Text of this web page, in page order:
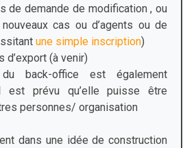
de demande de modification , ou
cas ou d’agents ou de
une simple inscription)
(à venir)
back-office est également
est prévu qu’elle puisse être
personnes/ organisation
dans une idée de construction